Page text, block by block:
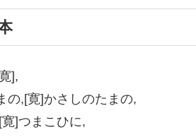
],
の,[寛]かさしのたまの,
]つまこひに,